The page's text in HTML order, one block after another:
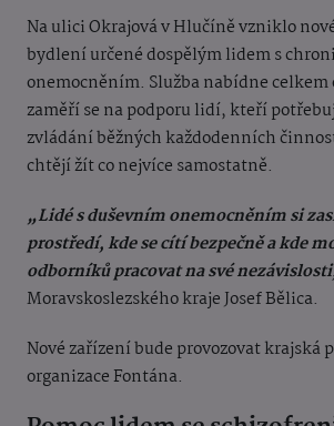
Na ulici Okrajová v Hlučíně vzniklo
bydlení určené dospělým lidem s
onemocněním. Služba nabídne celkem
zaměří se na podporu lidí, kteří
zvládání běžných každodenních
chtějí žít co nejvíce samostatně.
„Lidé s duševním onemocněním si
prostředí, kde se cítí bezpečně a kde
odborníků pracovat na své
Moravskoslezského kraje Josef Bělica.
Nové zařízení bude provozovat krajská
organizace Fontána.